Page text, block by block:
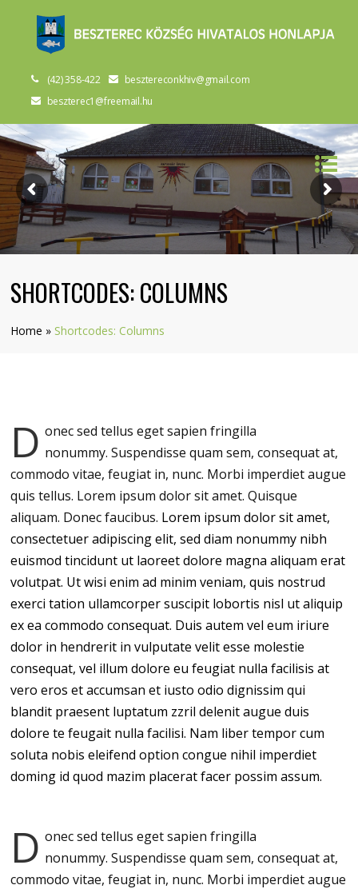
(42) 358-422
besztereconkhiv@gmail.com
beszterec1@freemail.hu
SHORTCODES: COLUMNS
Home » Shortcodes: Columns
D onec sed tellus eget sapien fringilla
nonummy.Suspendisse quam sem, consequat at,
commodo vitae, feugiat in, nunc. Morbi imperdiet augue
quis tellus. Lorem ipsum dolor sit amet. Quisque
aliquam. Donec faucibus. Lorem ipsum dolor sit amet,
consectetuer adipiscing elit, sed diam nonummy nibh
euismod tincidunt ut laoreet dolore magna aliquam erat
volutpat. Ut wisi enim ad minim veniam, quis nostrud
exerci tation ullamcorper suscipit lobortis nisl ut aliquip
ex ea commodo consequat. Duis autem vel eum iriure
dolor in hendrerit in vulputate velit esse molestie
consequat, vel illum dolore eu feugiat nulla facilisis at
vero eros et accumsan et iusto odio dignissim qui
blandit praesent luptatum zzril delenit augue duis
dolore te feugait nulla facilisi. Nam liber tempor cum
soluta nobis eleifend option congue nihil imperdiet
doming id quod mazim placerat facer possim assum.
D onec sed tellus eget sapien fringilla
nonummy.Suspendisse quam sem, consequat at,
commodo vitae, feugiat in, nunc. Morbi imperdiet augue